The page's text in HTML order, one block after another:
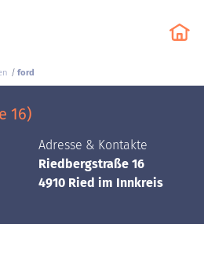
ford
16)
Adresse & Kontakte
Riedbergstraße 16
4910 Ried im Innkreis